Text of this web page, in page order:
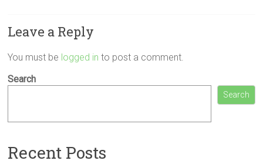
Leave a Reply
You must be logged in to post a comment.
Search
Search
Recent Posts